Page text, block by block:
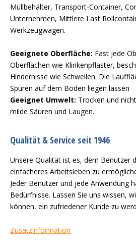
Müllbehälter, Transport-Container,
Unternehmen, Mittlere Last
Werkzeugwagen.
Geeignete Oberfläche: Fast jede
Oberflächen wie Klinkenpflaster,
Hindernisse wie Schwellen. Die
Spuren auf dem Boden liegen lassen
Geeignet Umwelt: Trocken und
milde Säuren und Laugen.
Qualität & Service seit 1946
Unsere Qualität ist es, dem Benutzer
einfacheres Arbeitsleben zu
Jeder Benutzer und jede Anwendung
Bedürfnisse. Lassen Sie uns wissen,
können, ein zufriedener Kunde zu
Zusatzinformation